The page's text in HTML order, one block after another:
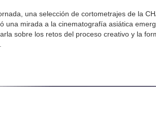
una selección de cortometrajes de la
una mirada a la cinematografía asiática
sobre los retos del proceso creativo y la